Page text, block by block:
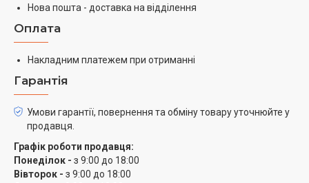
Нова пошта - доставка на відділення
Оплата
Накладним платежем при отриманні
Гарантія
Умови гарантії, повернення та обміну товару уточнюйте у
продавця.
Графік роботи продавця:
Понеділок - з 9:00 до 18:00
Вівторок - з 9:00 до 18:00